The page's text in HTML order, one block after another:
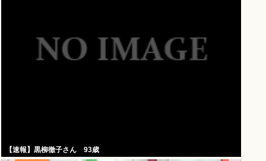
【速報】黒柳徹子さん 93歳